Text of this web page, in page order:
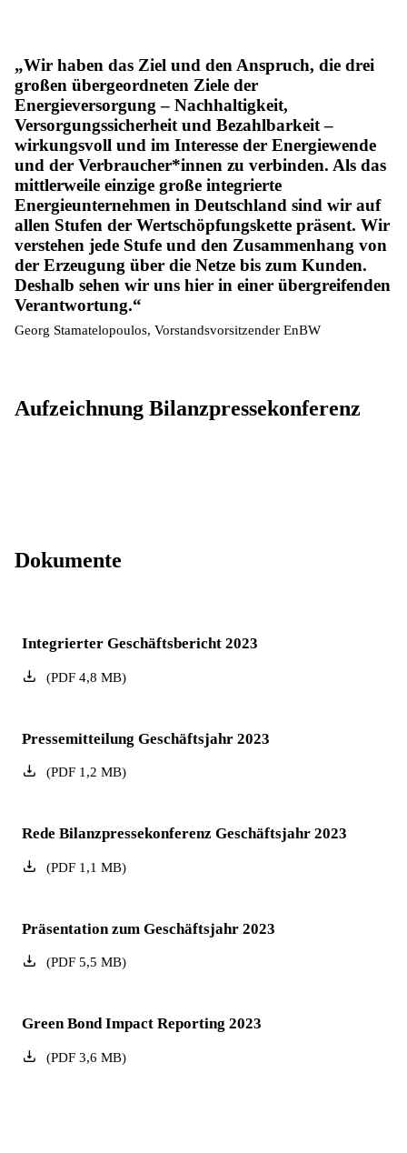
Wir haben das Ziel und den Anspruch, die drei
großen übergeordneten Ziele der
Energieversorgung – Nachhaltigkeit,
Versorgungssicherheit und Bezahlbarkeit –
wirkungsvoll und im Interesse der Energiewende
und der Verbraucher*innen zu verbinden. Als das
mittlerweile einzige große integrierte
Energieunternehmen in Deutschland sind wir auf
allen Stufen der Wertschöpfungskette präsent. Wir
verstehen jede Stufe und den Zusammenhang von
der Erzeugung über die Netze bis zum Kunden.
Deshalb sehen wir uns hier in einer übergreifenden
Verantwortung.
Georg Stamatelopoulos, Vorstandsvorsitzender EnBW
Aufzeichnung Bilanzpressekonferenz
Dokumente
Integrierter Geschäftsbericht 2023
(PDF4,8 MB)
Pressemitteilung Geschäftsjahr 2023
(PDF1,2 MB)
Rede Bilanzpressekonferenz Geschäftsjahr 2023
(PDF1,1 MB)
Präsentation zum Geschäftsjahr 2023
(PDF5,5 MB)
Green Bond Impact Reporting 2023
(PDF3,6 MB)